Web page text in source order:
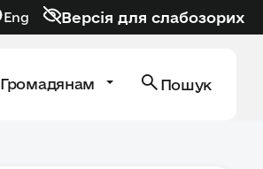
Eng Версія для слабозорих
Громадянам Пошук